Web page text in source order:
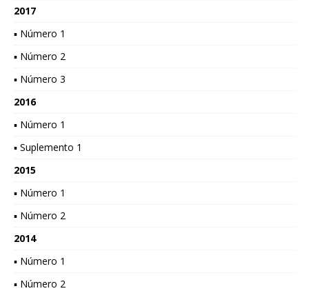
2017
▪ Número 1
▪ Número 2
▪ Número 3
2016
▪ Número 1
▪ Suplemento 1
2015
▪ Número 1
▪ Número 2
2014
▪ Número 1
▪ Número 2